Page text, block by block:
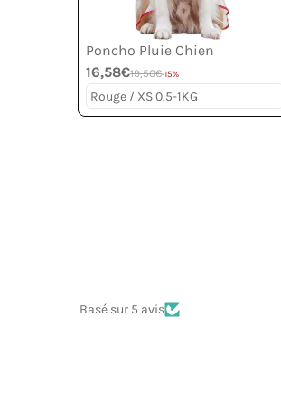
Poncho Pluie Chien
16,58€19,50€-15%
Basé sur 5 avis